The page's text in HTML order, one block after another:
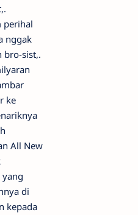
perihal
nggak
bro-sist,.
ke
All New
di
kepada